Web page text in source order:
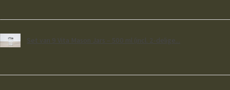
Set van 9 Vita Mason Jars – 500 ml (incl. 2-delige...